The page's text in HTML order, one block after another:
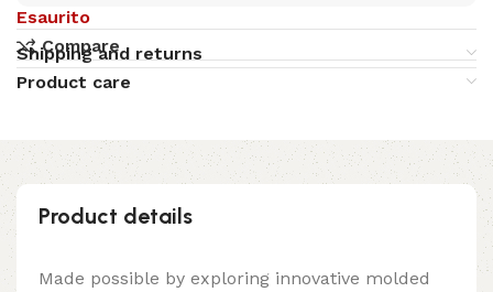
Esaurito
Compare
Shipping and returns
Product care
Product details
Made possible by exploring innovative molded